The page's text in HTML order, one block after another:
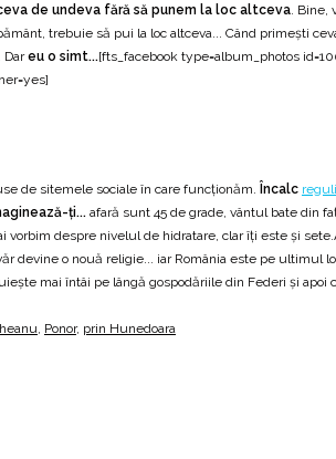
de undeva fără să punem la loc altceva .
trebuie să pui la loc altceva... Când primești
Dareu o simt...[fts_facebook type=album_photos
de sitemele sociale în care funcționăm. Încalc
ți... afară sunt 45 de grade, vântul bate din
despre nivelul de hidratare, clar îți este și
devine o nouă religie... iar România este pe ultimul
mai întâi pe lângă gospodăriile din Federi și
, Ponor, prin Hunedoara